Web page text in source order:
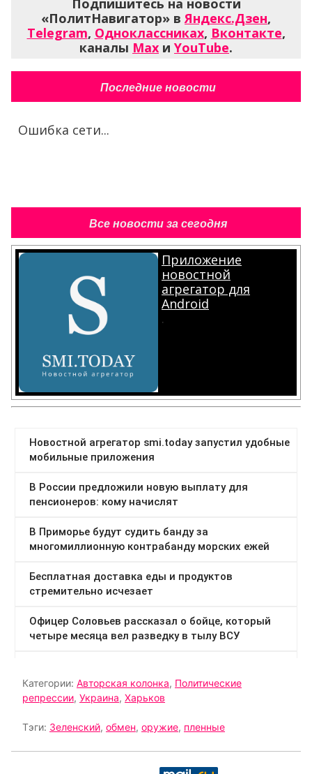
«ПолитНавигатор» в Яндекс.Дзен,
Telegram, Одноклассниках, Вконтакте,
каналы Max и YouTube.
Последние новости
Ошибка сети...
Все новости за сегодня
Приложение
новостной
агрегатор для
Android
.
Категории: Авторская колонка, Политические
репрессии, Украина, Харьков
Тэги: Зеленский, обмен, оружие, пленные